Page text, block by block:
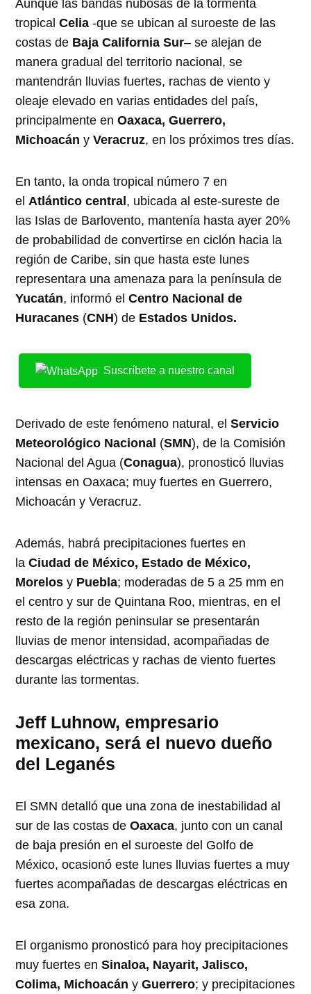
Aunque las bandas nubosas de la tormenta
tropicalCelia -que se ubican al suroeste de las
costas de Baja California Sur– se alejan de
manera gradual del territorio nacional, se
mantendrán lluvias fuertes, rachas de viento y
oleaje elevado en varias entidades del país,
principalmente enOaxaca, Guerrero,
Michoacán yVeracruz, en los próximos tres días.
En tanto, la onda tropical número 7 en
el Atlántico central, ubicada al este-sureste de
las Islas de Barlovento, mantenía hasta ayer 20%
de probabilidad de convertirse en ciclón hacia la
región de Caribe, sin que hasta este lunes
representara una amenaza para la península de
Yucatán, informó elCentro Nacional de
Huracanes (CNH) de Estados Unidos.
Suscríbete a nuestro canal
Derivado de este fenómeno natural, elServicio
Meteorológico Nacional (SMN), de la Comisión
Nacional del Agua (Conagua), pronosticó lluvias
intensas en Oaxaca; muy fuertes en Guerrero,
Michoacán y Veracruz.
Además, habrá precipitaciones fuertes en
la Ciudad de México, Estado de México,
Morelos y Puebla; moderadas de 5 a 25 mm en
el centro y sur de Quintana Roo, mientras, en el
resto de la región peninsular se presentarán
lluvias de menor intensidad, acompañadas de
descargas eléctricas y rachas de viento fuertes
durante las tormentas.
Jeff Luhnow, empresario
mexicano, será el nuevo dueño
del Leganés
El SMN detalló que una zona de inestabilidad al
sur de las costas deOaxaca, junto con un canal
de baja presión en el suroeste del Golfo de
México, ocasionó este lunes lluvias fuertes a muy
fuertes acompañadas de descargas eléctricas en
esa zona.
El organismo pronosticó para hoy precipitaciones
muy fuertes en Sinaloa, Nayarit, Jalisco,
Colima, Michoacán yGuerrero; y precipitaciones